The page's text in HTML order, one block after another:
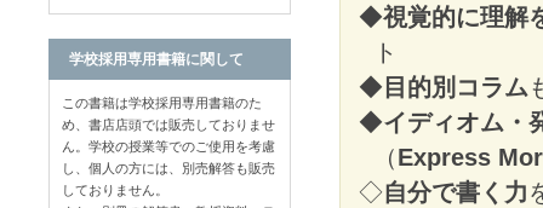
◆視覚的に理解
ト
◆ 目的別コラム
◆イディオム・
（Express
◇自分で書く力
学校採用専用書籍に関して
この書籍は学校採用専用書籍のた
め、書店店頭では販売しておりませ
ん。学校の授業等でのご使用を考慮
し、個人の方には、別売解答も販売
しておりません。